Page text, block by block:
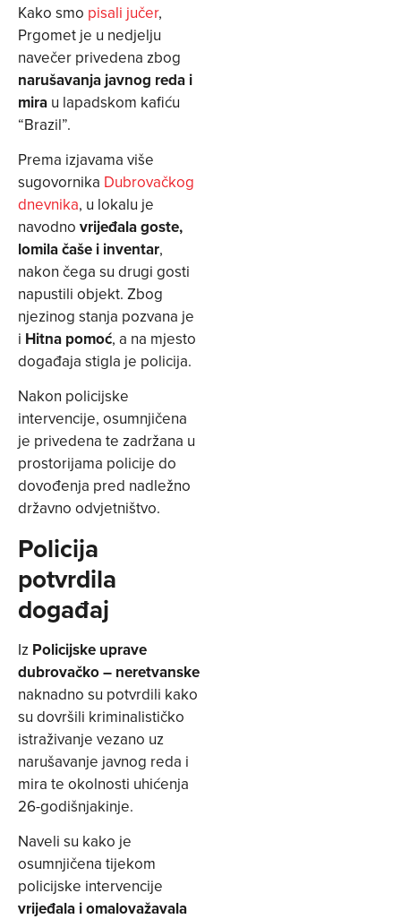
Kako smo pisali jučer,
Prgomet je u nedjelju
navečer privedena zbog
narušavanja javnog reda i
mira u lapadskom kafiću
“Brazil”.
Prema izjavama više
sugovornika Dubrovačkog
dnevnika, u lokalu je
navodno vrijeđala goste,
lomila čaše i inventar,
nakon čega su drugi gosti
napustili objekt. Zbog
njezinog stanja pozvana je
i Hitna pomoć, a na mjesto
događaja stigla je policija.
Nakon policijske
intervencije, osumnjičena
je privedena te zadržana u
prostorijama policije do
dovođenja pred nadležno
državno odvjetništvo.
Policija
potvrdila
događaj
Iz Policijske uprave
dubrovačko – neretvanske
naknadno su potvrdili kako
su dovršili kriminalističko
istraživanje vezano uz
narušavanje javnog reda i
mira te okolnosti uhićenja
26-godišnjakinje.
Naveli su kako je
osumnjičena tijekom
policijske intervencije
vrijeđala i omalovažavala